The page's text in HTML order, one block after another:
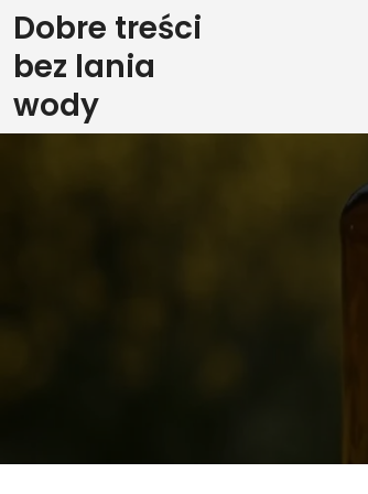
Skip
to
content
Dobre treści
bez lania
wody